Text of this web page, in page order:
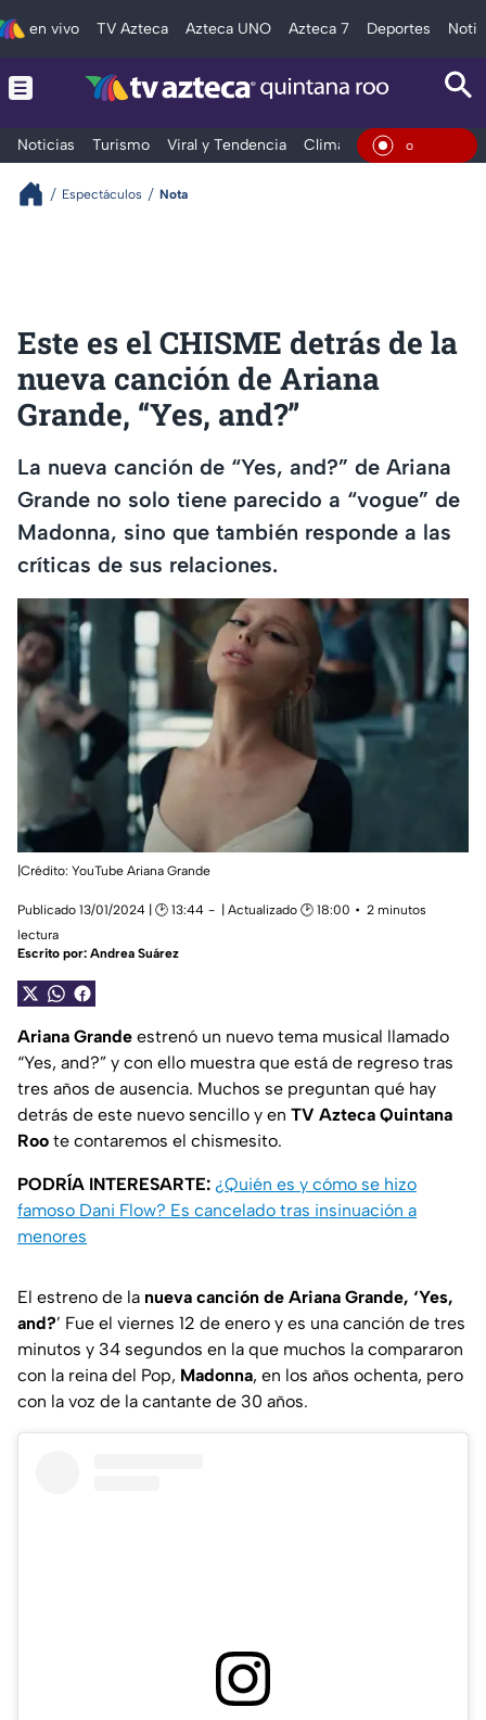
en vivo TV Azteca Azteca UNO Azteca 7 Deportes
Noticias Turismo Viral y Tendencia Clima Tráfico En Vivo
Espectáculos Nota
Este es el CHISME detrás de la
nueva canción de Ariana
Grande, “Yes, and?”
La nueva canción de “Yes, and?” de Ariana
Grande no solo tiene parecido a “vogue” de
Madonna, sino que también responde a las
críticas de sus relaciones.
|Crédito: YouTube Ariana Grande
Publicado 13/01/2024 | 🕑 13:44 | Actualizado 🕑 18:00
2 minutos
lectura
Escrito por: Andrea Suárez
Ariana Grande estrenó un nuevo tema musical llamado
“Yes, and?” y con ello muestra que está de regreso tras
tres años de ausencia. Muchos se preguntan qué hay
detrás de este nuevo sencillo y en TV Azteca Quintana
Roo te contaremos el chismesito.
PODRÍA INTERESARTE: ¿Quién es y cómo se hizo
famoso Dani Flow? Es cancelado tras insinuación a
menores
El estreno de la nueva canción de Ariana Grande, ‘Yes,
and?’ Fue el viernes 12 de enero y es una canción de tres
minutos y 34 segundos en la que muchos la compararon
con la reina del Pop, Madonna, en los años ochenta, pero
con la voz de la cantante de 30 años.